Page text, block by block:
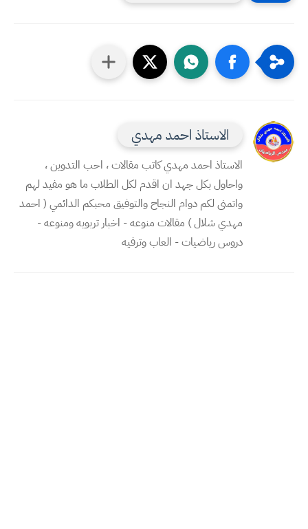
الاستاذ احمد مهدي
الاستاذ احمد مهدي كاتب مقالات ، احب التدوين ،
واحاول بكل جهد ان اقدم لكل الطلاب ما هو مفيد لهم
واتمنى لكم دوام النجاح والتوفيق محبكم الدائمي ( احمد
مهدي شلال ) مقالات منوعه - اخبار تربويه ومنوعه -
دروس رياضيات - العاب وترفيه